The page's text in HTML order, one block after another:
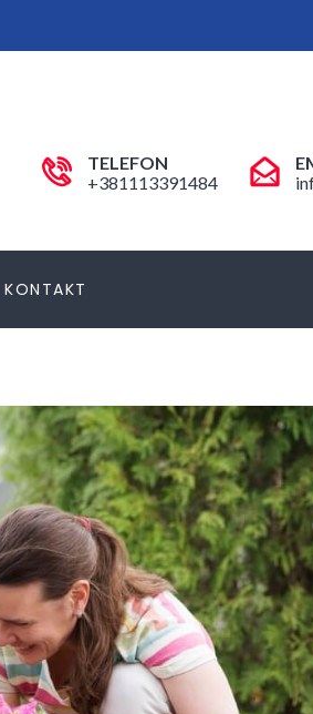
TELEFON
+381113391484
KONTAKT